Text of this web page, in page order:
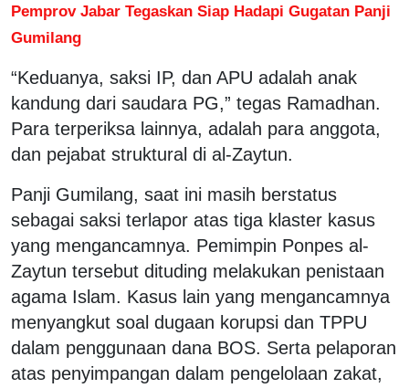
Pemprov Jabar Tegaskan Siap Hadapi Gugatan Panji
Gumilang
“Keduanya, saksi IP, dan APU adalah anak
kandung dari saudara PG,” tegas Ramadhan.
Para terperiksa lainnya, adalah para anggota,
dan pejabat struktural di al-Zaytun.
Panji Gumilang, saat ini masih berstatus
sebagai saksi terlapor atas tiga klaster kasus
yang mengancamnya. Pemimpin Ponpes al-
Zaytun tersebut dituding melakukan penistaan
agama Islam. Kasus lain yang mengancamnya
menyangkut soal dugaan korupsi dan TPPU
dalam penggunaan dana BOS. Serta pelaporan
atas penyimpangan dalam pengelolaan zakat,